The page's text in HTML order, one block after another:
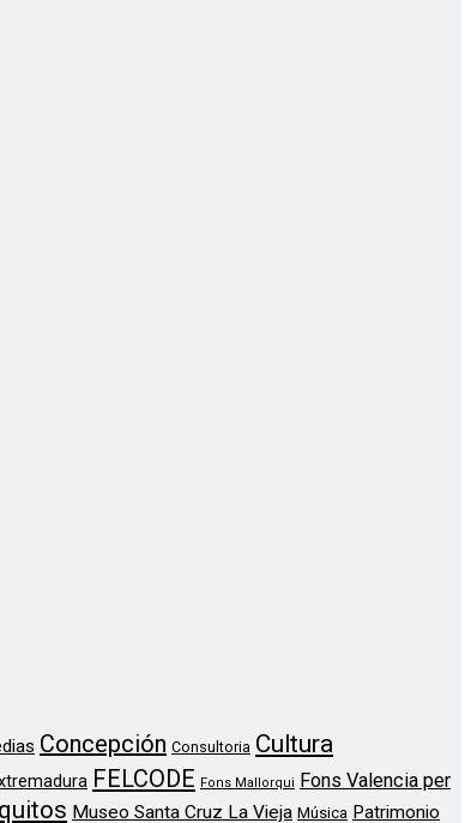
Concepción Consultoria Cultura
FELCODE Fons Mallorqui Fons Valencia per
Museo Santa Cruz La Vieja Música Patrimonio